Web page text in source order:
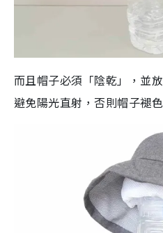
而且帽子必須「陰乾」，並
避免陽光直射，否則帽子褪